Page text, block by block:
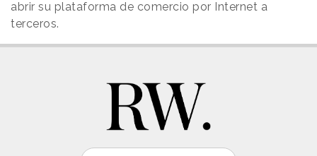
abrir su plataforma de comercio por Internet a
terceros.